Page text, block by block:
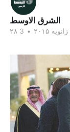
الشرق الاوسط
۲۸ ژانویه ۲۰۱۵ •